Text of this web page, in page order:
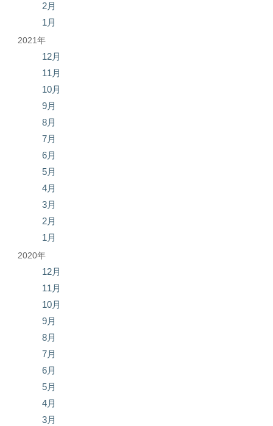
2月
1月
2021年
12月
11月
10月
9月
8月
7月
6月
5月
4月
3月
2月
1月
2020年
12月
11月
10月
9月
8月
7月
6月
5月
4月
3月